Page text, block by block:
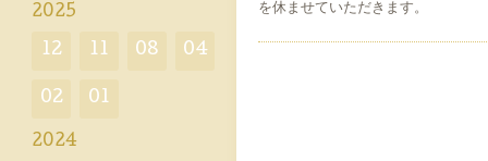
を休ませていただきます。
2025
12 11 08 04
02 01
2024